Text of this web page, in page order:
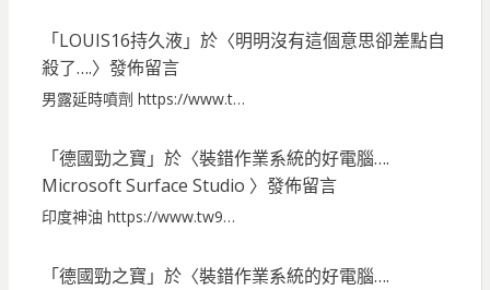
「LOUIS16持久液」於〈明明沒有這個意思卻差點自
殺了….〉發佈留言
男露延時噴劑 https://www.t…
「德國勁之寶 」於〈裝錯作業系統的好電腦….
Microsoft Surface Studio 〉發佈留言
印度神油 https://www.tw9…
「德國勁之寶 」於〈裝錯作業系統的好電腦….